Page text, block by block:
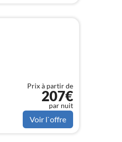
Prix à partir de
207€
par nuit
Voir l`offre